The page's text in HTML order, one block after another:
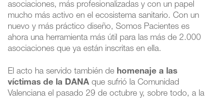
asociaciones, más profesionalizadas y con un papel
mucho más activo en el ecosistema sanitario. Con un
nuevo y más práctico diseño, Somos Pacientes es
ahora una herramienta más útil para las más de 2.000
asociaciones que ya están inscritas en ella.
El acto ha servido también de homenaje a las
víctimas de la DANA que sufrió la Comunidad
Valenciana el pasado 29 de octubre y, sobre todo, a la